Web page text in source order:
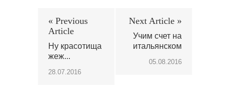
« Previous
Article
Ну красотища
жеж...
28.07.2016
Next Article »
Учим счет на
итальянском
05.08.2016